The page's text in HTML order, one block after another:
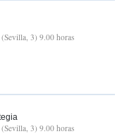
3) 9.00 horas
3) 9.00 horas